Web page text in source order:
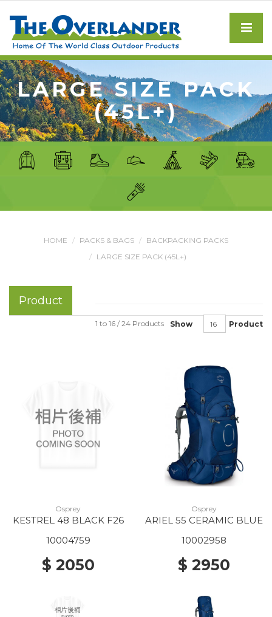
LARGE SIZE PACK
(45L+)
HOME PACKS & BAGS
BACKPACKING PACKS
LARGE SIZE PACK (45L+)
Product
Show Product
1 to 16 / 24 Products
Osprey
KESTREL 48 BLACK F26
10004759
$ 2050
Osprey
ARIEL 55 CERAMIC BLUE
10002958
$ 2950